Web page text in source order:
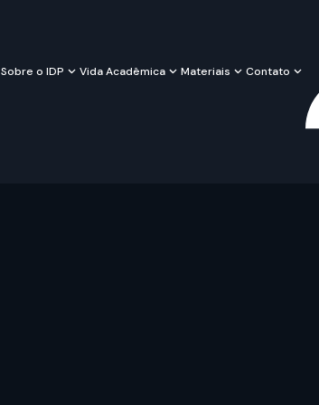
Sobre o IDP Vida Acadêmica Materiais Contato